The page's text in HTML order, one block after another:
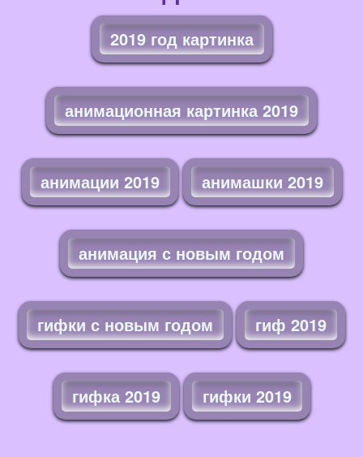
2019 год картинка
анимационная картинка 2019
анимации 2019 анимашки 2019
анимация с новым годом
гифки с новым годом гиф 2019
гифка 2019 гифки 2019